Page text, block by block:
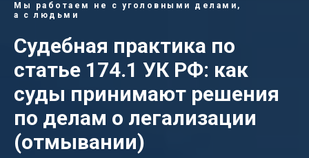
Мы работаем не с уголовными делами,
а с людьми
Судебная практика по
статье 174.1 УК РФ: как
суды принимают решения
по делам о легализации
(отмывании)